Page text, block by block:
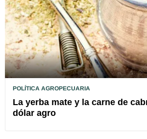
POLÍTICA AGROPECUARIA
La yerba mate y la carne de
dólar agro